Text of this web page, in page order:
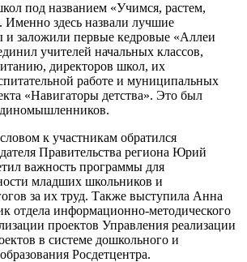
под названием «Учимся, растем,
здесь назвали лучшие
и заложили первые кедровые «Аллеи
учителей начальных классов,
директоров школ, их
работе и муниципальных
«Навигаторы детства». Это был
к участникам обратился
Правительства региона Юрий
важность программы для
младших школьников и
за их труд. Также выступила Анна
отдела информационно-методического
проектов Управления реализации
в системе дошкольного и
Росдетцентра.